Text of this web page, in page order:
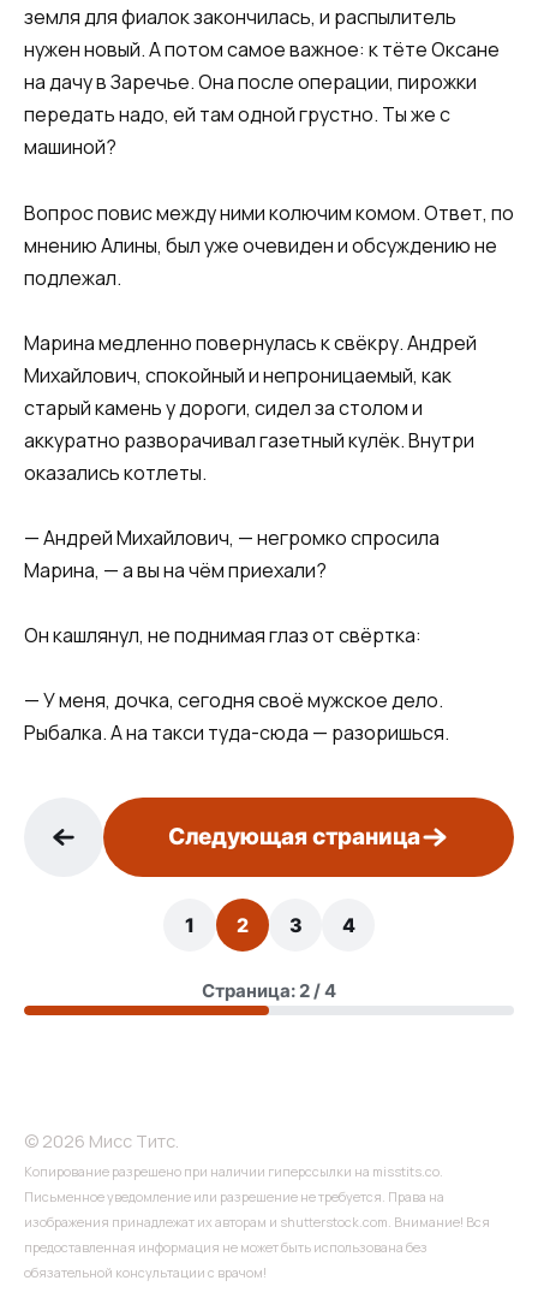
земля для фиалок закончилась, и распылитель
нужен новый. А потом самое важное: к тёте Оксане
на дачу в Заречье. Она после операции, пирожки
передать надо, ей там одной грустно. Ты же с
машиной?
Вопрос повис между ними колючим комом. Ответ, по
мнению Алины, был уже очевиден и обсуждению не
подлежал.
Марина медленно повернулась к свёкру. Андрей
Михайлович, спокойный и непроницаемый, как
старый камень у дороги, сидел за столом и
аккуратно разворачивал газетный кулёк. Внутри
оказались котлеты.
— Андрей Михайлович, — негромко спросила
Марина, — а вы на чём приехали?
Он кашлянул, не поднимая глаз от свёртка:
— У меня, дочка, сегодня своё мужское дело.
Рыбалка. А на такси туда-сюда — разоришься.
Следующая страница
1 2 3 4
Страница: 2 / 4
© 2026 Мисс Титс.
Копирование разрешено при наличии гиперссылки на misstits.co.
Письменное уведомление или разрешение не требуется. Права на
изображения принадлежат их авторам и shutterstock.com. Внимание! Вся
предоставленная информация не может быть использована без
обязательной консультации с врачом!